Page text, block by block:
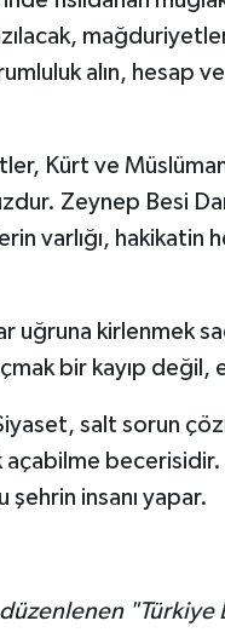
alın, hesap
Kürt ve
Zeynep Besi
varlığı, hakikatin
uğruna kirlenmek
bir kayıp değil,
salt sorun
becerisidir.
şehrin insanı yapar.
"Türkiye